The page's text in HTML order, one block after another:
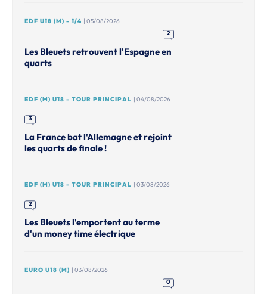
EDF U18 (M) - 1/4 | 05/08/2026
2
Les Bleuets retrouvent l'Espagne en
quarts
EDF (M) U18 - TOUR PRINCIPAL | 04/08/2026
3
La France bat l'Allemagne et rejoint
les quarts de finale !
EDF (M) U18 - TOUR PRINCIPAL | 03/08/2026
2
Les Bleuets l'emportent au terme
d'un money time électrique
EURO U18 (M) | 03/08/2026
0